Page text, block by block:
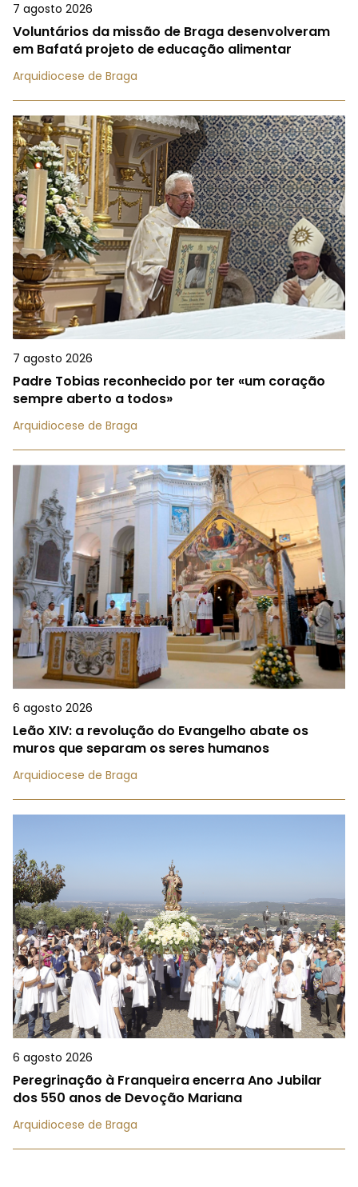
7 agosto 2026
Voluntários da missão de Braga desenvolveram
em Bafatá projeto de educação alimentar
Arquidiocese de Braga
7 agosto 2026
Padre Tobias reconhecido por ter «um coração
sempre aberto a todos»
Arquidiocese de Braga
6 agosto 2026
Leão XIV: a revolução do Evangelho abate os
muros que separam os seres humanos
Arquidiocese de Braga
6 agosto 2026
Peregrinação à Franqueira encerra Ano Jubilar
dos 550 anos de Devoção Mariana
Arquidiocese de Braga